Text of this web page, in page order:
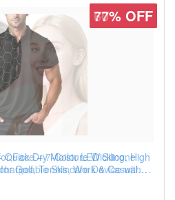
77% OFF
Dry Moisture Wicking, High
Golf, Tennis, Work & Casual